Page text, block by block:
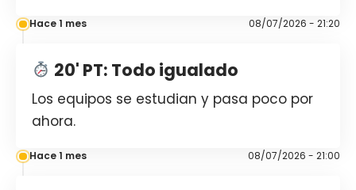
Hace 1 mes 08/07/2026 - 21:20
20' PT: Todo igualado
Los equipos se estudian y pasa poco por
ahora.
Hace 1 mes 08/07/2026 - 21:00